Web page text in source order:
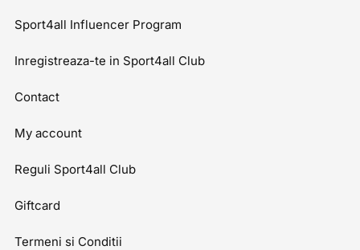
Sport4all Influencer Program
Inregistreaza-te in Sport4all Club
Contact
My account
Reguli Sport4all Club
Giftcard
Termeni si Conditii